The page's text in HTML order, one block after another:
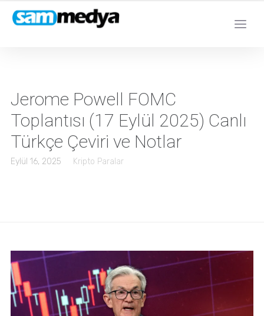
Jerome Powell FOMC
Toplantısı (17 Eylül 2025) Canlı
Türkçe Çeviri ve Notlar
Eylül 16, 2025 Kripto Paralar